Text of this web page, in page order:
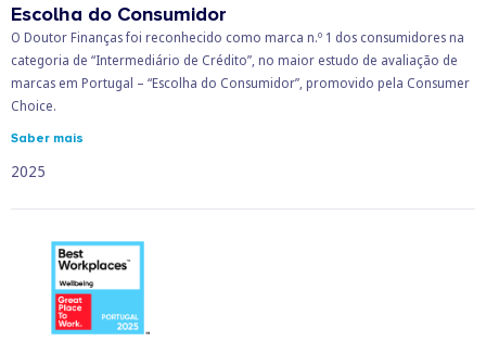
Escolha do Consumidor
O Doutor Finanças foi reconhecido como marca n.º 1 dos consumidores na
categoria de “Intermediário de Crédito”, no maior estudo de avaliação de
marcas em Portugal – “Escolha do Consumidor”, promovido pela Consumer
Choice.
Saber mais
2025